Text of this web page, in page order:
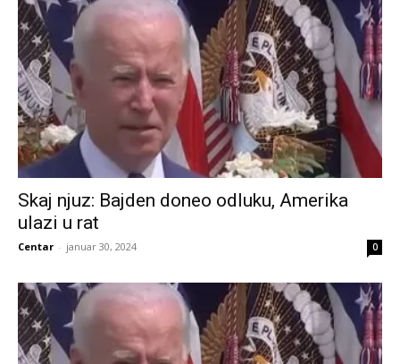
Skaj njuz: Bajden doneo odluku, Amerika
ulazi u rat
Centar - januar 30, 2024 0